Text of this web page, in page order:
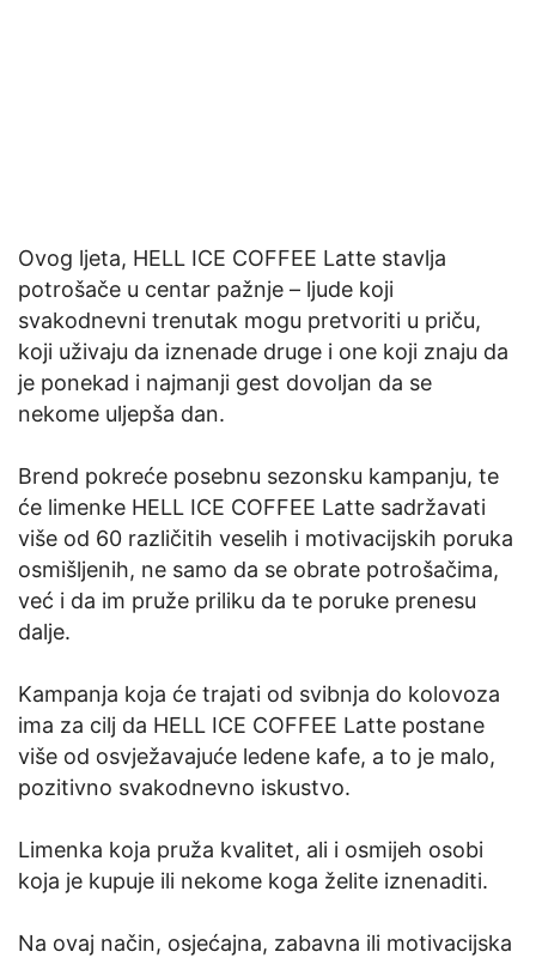
Ovog ljeta, HELL ICE COFFEE Latte stavlja
potrošače u centar pažnje – ljude koji
svakodnevni trenutak mogu pretvoriti u priču,
koji uživaju da iznenade druge i one koji znaju da
je ponekad i najmanji gest dovoljan da se
nekome uljepša dan.
Brend pokreće posebnu sezonsku kampanju, te
će limenke HELL ICE COFFEE Latte sadržavati
više od 60 različitih veselih i motivacijskih poruka
osmišljenih, ne samo da se obrate potrošačima,
već i da im pruže priliku da te poruke prenesu
dalje.
Kampanja koja će trajati od svibnja do kolovoza
ima za cilj da HELL ICE COFFEE Latte postane
više od osvježavajuće ledene kafe, a to je malo,
pozitivno svakodnevno iskustvo.
Limenka koja pruža kvalitet, ali i osmijeh osobi
koja je kupuje ili nekome koga želite iznenaditi.
Na ovaj način, osjećajna, zabavna ili motivacijska